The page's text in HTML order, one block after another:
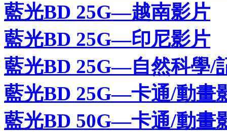
藍光BD 25G—越南影片
藍光BD 25G—印尼影片
藍光BD 25G—自然科學/
藍光BD 25G—卡通/動畫
藍光BD 50G—卡通/動畫